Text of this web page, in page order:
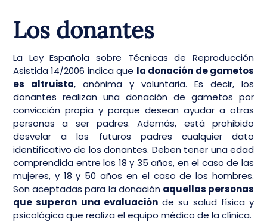
Los donantes
La Ley Española sobre Técnicas de Reproducción
Asistida 14/2006 indica que la donación de gametos
es altruista, anónima y voluntaria. Es decir, los
donantes realizan una donación de gametos por
convicción propia y porque desean ayudar a otras
personas a ser padres. Además, está prohibido
desvelar a los futuros padres cualquier dato
identificativo de los donantes. Deben tener una edad
comprendida entre los 18 y 35 años, en el caso de las
mujeres, y 18 y 50 años en el caso de los hombres.
Son aceptadas para la donación aquellas personas
que superan una evaluaciónde su salud física y
psicológica que realiza el equipo médico de la clínica.